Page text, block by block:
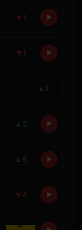
▼ 1
▼ 1
▲ 1
▲ 2
▲ 9
▼ 4
RE-